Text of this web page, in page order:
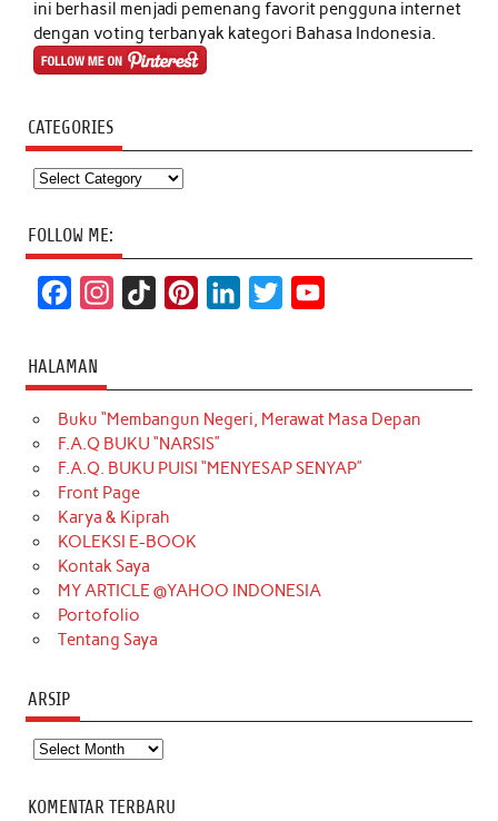
ini berhasil menjadi pemenang favorit pengguna internet
dengan voting terbanyak kategori Bahasa Indonesia.
CATEGORIES
Categories
FOLLOW ME:
c
e
b
o
o
k
t
a
g
r
a
m
T
o
k
t
e
r
k
e
d
t
t
e
T
u
b
HALAMAN
Buku “Membangun Negeri, Merawat Masa Depan
F.A.Q BUKU “NARSIS”
F.A.Q. BUKU PUISI “MENYESAP SENYAP”
Front Page
Karya & Kiprah
KOLEKSI E-BOOK
Kontak Saya
MY ARTICLE @YAHOO INDONESIA
Portofolio
Tentang Saya
ARSIP
Arsip
KOMENTAR TERBARU